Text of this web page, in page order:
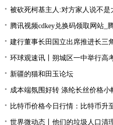
被砍死柯基主人:对方家人说不是
腾讯视频cdkey兑换码领取网站_
建行董事长田国立出席推进长三
环球观速讯丨朔城区一中举行高
新疆的猫和田玉论坛
成本端氛围好转 涤纶长丝价格小
比特币价格今日行情：比特币升至两
世界微动态丨他们的垃圾人口清理计划？